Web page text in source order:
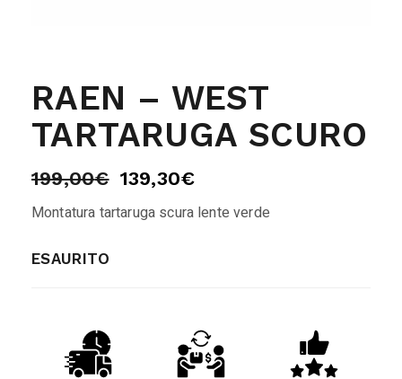
RAEN – WEST
TARTARUGA SCURO
199,00€ 139,30€
Montatura tartaruga scura lente verde
ESAURITO